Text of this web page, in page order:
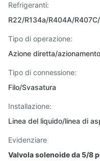
Refrigeranti:
R22/R134a/R404A/
Tipo di operazione:
Azione diretta/
Tipo di connessione:
Filo/Svasatura
Installazione:
Linea del liquido/linea di
Evidenziare
Valvola solenoide da 5/8